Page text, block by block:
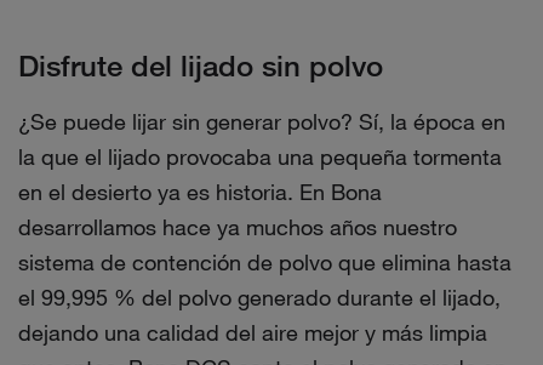
Disfrute del lijado sin polvo
¿Se puede lijar sin generar polvo? Sí, la época en
la que el lijado provocaba una pequeña tormenta
en el desierto ya es historia. En Bona
desarrollamos hace ya muchos años nuestro
sistema de contención de polvo que elimina hasta
el 99,995 % del polvo generado durante el lijado,
dejando una calidad del aire mejor y más limpia